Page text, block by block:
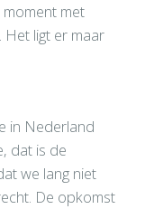
met
Het ligt er maar
in Nederland
dat is de
we lang niet
De opkomst